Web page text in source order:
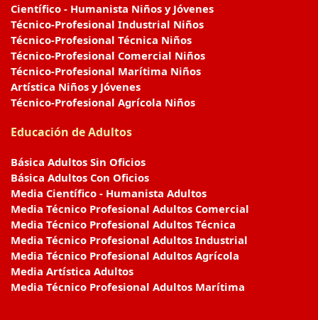
Científico - Humanista Niños y Jóvenes
Técnico-Profesional Industrial Niños
Técnico-Profesional Técnica Niños
Técnico-Profesional Comercial Niños
Técnico-Profesional Marítima Niños
Artística Niños y Jóvenes
Técnico-Profesional Agrícola Niños
Educación de Adultos
Básica Adultos Sin Oficios
Básica Adultos Con Oficios
Media Científico - Humanista Adultos
Media Técnico Profesional Adultos Comercial
Media Técnico Profesional Adultos Técnica
Media Técnico Profesional Adultos Industrial
Media Técnico Profesional Adultos Agrícola
Media Artística Adultos
Media Técnico Profesional Adultos Marítima